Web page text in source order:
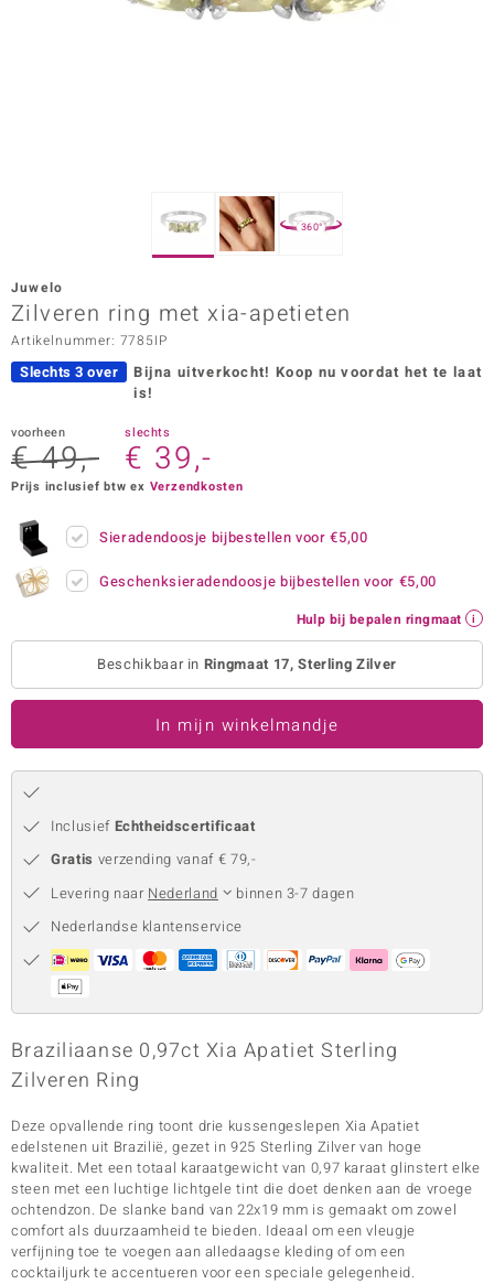
Vogue
in Italy
Paraíso
Collection
360°
Juwelo
Zilveren ring met xia-apetieten
Artikelnummer: 7785IP
Slechts 3 over Bijna uitverkocht! Koop nu voordat het te laat
is!
voorheen
€ 49,-
slechts
€ 39,-
Prijs inclusief btw ex Verzendkosten
Sieradendoosje bijbestellen voor€5,00
Geschenksieradendoosje bijbestellen voor €5,00
Hulp bij bepalen ringmaat
Beschikbaar in Ringmaat 17, Sterling Zilver
In mijn winkelmandje
Inclusief Echtheidscertificaat
Gratis verzending vanaf € 79,-
Levering naar Nederland
binnen 3-7 dagen
Nederlandse klantenservice
Braziliaanse 0,97ct Xia Apatiet Sterling
Zilveren Ring
Deze opvallende ring toont drie kussengeslepen Xia Apatiet
edelstenen uit Brazilië, gezet in 925 Sterling Zilver van hoge
kwaliteit. Met een totaal karaatgewicht van 0,97 karaat glinstert elke
steen met een luchtige lichtgele tint die doet denken aan de vroege
ochtendzon. De slanke band van 22x19 mm is gemaakt om zowel
comfort als duurzaamheid te bieden. Ideaal om een vleugje
verfijning toe te voegen aan alledaagse kleding of om een
cocktailjurk te accentueren voor een speciale gelegenheid.